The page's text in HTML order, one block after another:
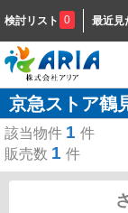
検討リスト 0 最近見
京急ストア鶴
該当物件 1 件
販売数 1 件